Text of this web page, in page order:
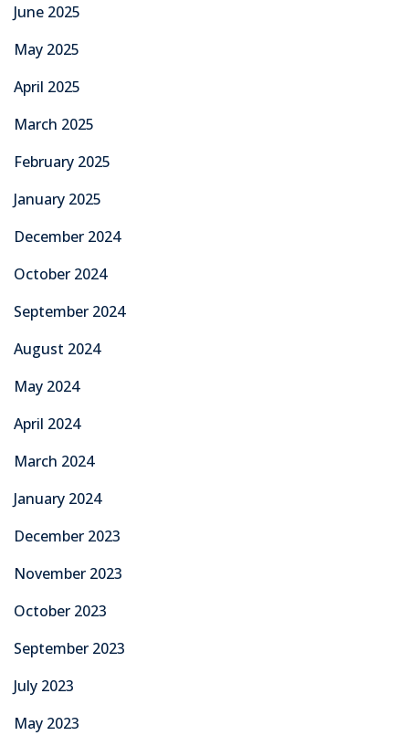
June 2025
May 2025
April 2025
March 2025
February 2025
January 2025
December 2024
October 2024
September 2024
August 2024
May 2024
April 2024
March 2024
January 2024
December 2023
November 2023
October 2023
September 2023
July 2023
May 2023